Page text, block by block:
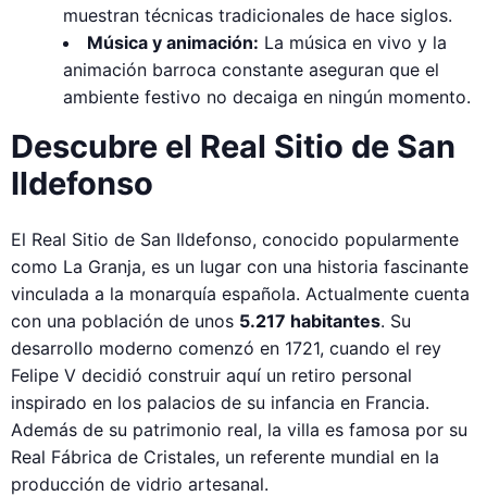
muestran técnicas tradicionales de hace siglos.
Música y animación: La música en vivo y la
animación barroca constante aseguran que el
ambiente festivo no decaiga en ningún momento.
Descubre el Real Sitio de San
Ildefonso
El Real Sitio de San Ildefonso, conocido popularmente
como La Granja, es un lugar con una historia fascinante
vinculada a la monarquía española. Actualmente cuenta
con una población de unos 5.217 habitantes. Su
desarrollo moderno comenzó en 1721, cuando el rey
Felipe V decidió construir aquí un retiro personal
inspirado en los palacios de su infancia en Francia.
Además de su patrimonio real, la villa es famosa por su
Real Fábrica de Cristales, un referente mundial en la
producción de vidrio artesanal.